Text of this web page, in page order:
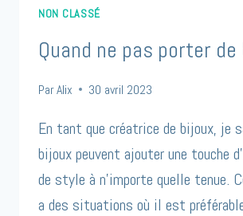
NON CLASSÉ
Quand ne pas porter de
ParAlix 30 avril 2023
En tant que créatrice de bijoux, je
bijoux peuvent ajouter une touche
de style à n’importe quelle tenue.
a des situations où il est